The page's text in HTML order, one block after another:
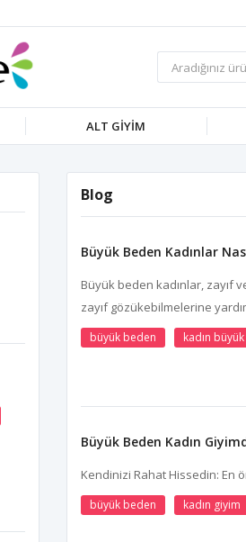
ALT GİYİM
Blog
Büyük Beden Kadınlar
Büyük beden kadınlar, zayıf
zayıf gözükebilmelerine
büyük beden kadın
Büyük Beden Kadın
Kendinizi Rahat Hissedin: En
büyük beden kadın giyim